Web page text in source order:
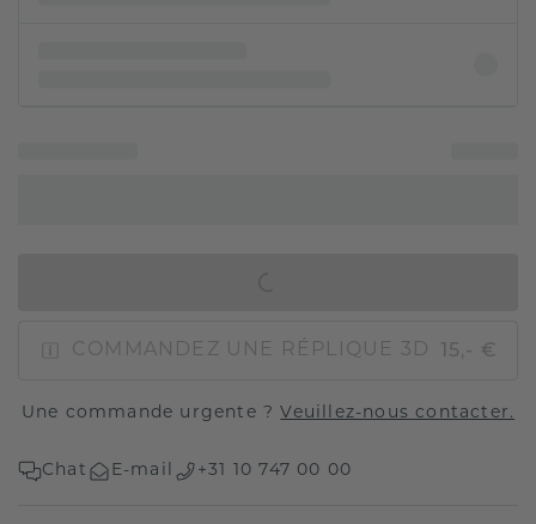
COMMANDEZ UNE RÉPLIQUE 3D 15,- €
Une commande urgente ?Veuillez-nous contacter.
Chat E-mail +31 10 747 00 00